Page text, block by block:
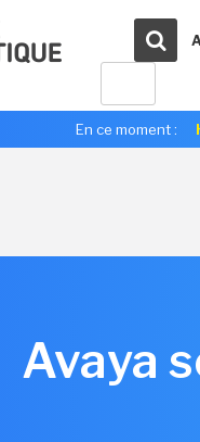
En ce moment :
Avaya